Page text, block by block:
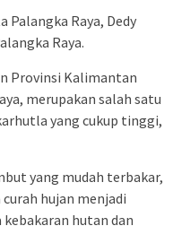
Palangka Raya, Dedy
Raya.
Provinsi Kalimantan
merupakan salah satu
yang cukup tinggi,
yang mudah terbakar,
hujan menjadi
hutan dan